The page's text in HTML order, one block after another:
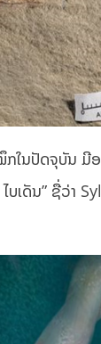
ນປັດຈຸບັນ ມີອ
ບເດັນ” ຊື່ວ່